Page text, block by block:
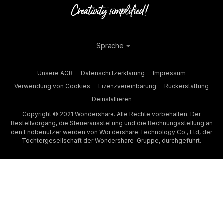
Unsere AGB Datenschutzerklärung
Impressum
Verwendung von Cookies
Lizenzvereinbarung
Rückerstattung
Deinstallieren
Copyright © 2021 Wondershare. Alle Rechte vorbehalten. Der
Bestellvorgang, die Steuerausstellung und die Rechnungsstellung an
den Endbenutzer werden von Wondershare Technology Co., Ltd, der
Tochtergesellschaft der Wondershare-Gruppe, durchgeführt.
Sprache